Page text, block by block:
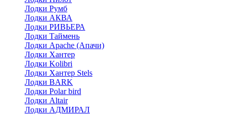
Лодки Румб
Лодки АКВА
Лодки РИВЬЕРА
Лодки Таймень
Лодки Apache (Апачи)
Лодки Хантер
Лодки Kolibri
Лодки Хантер Stels
Лодки BARK
Лодки Polar bird
Лодки Altair
Лодки АДМИРАЛ